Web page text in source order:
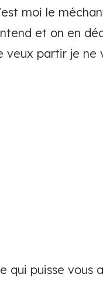
moi le
et on en
veux partir je ne
qui puisse vous